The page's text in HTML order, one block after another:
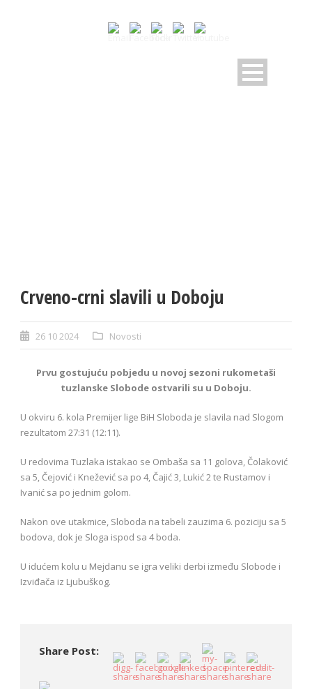
Crveno-crni slavili u Doboju
26 10 2024 Novosti
Prvu gostujuću pobjedu u novoj sezoni rukometaši
tuzlanske Slobode ostvarili su u Doboju.
U okviru 6. kola Premijer lige BiH Sloboda je slavila nad Slogom
rezultatom 27:31 (12:11).
U redovima Tuzlaka istakao se Ombaša sa 11 golova, Čolaković
sa 5, Čejović i Knežević sa po 4, Čajić 3, Lukić 2 te Rustamov i
Ivanić sa po jednim golom.
Nakon ove utakmice, Sloboda na tabeli zauzima 6. poziciju sa 5
bodova, dok je Sloga ispod sa 4 boda.
U idućem kolu u Mejdanu se igra veliki derbi između Slobode i
Izviđača iz Ljubuškog.
Share Post: